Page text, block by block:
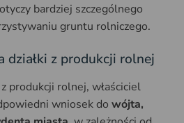
bardziej szczególnego
gruntu rolniczego.
działki z produkcji rolnej
z produkcji rolnej, właściciel
wniosek do wójta,